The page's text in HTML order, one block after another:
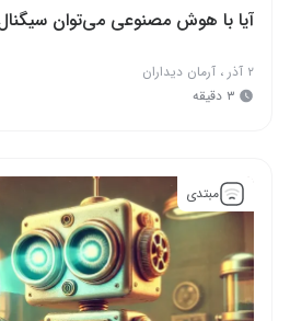
آیا با هوش مصنوعی می‌توان
۲ آذر ، آرمان دیداران
۳ دقیقه
مبتدی